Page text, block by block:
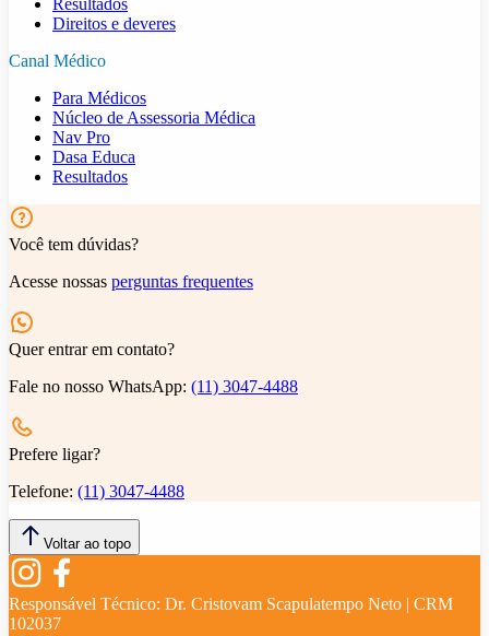
Resultados
Direitos e deveres
Canal Médico
Para Médicos
Núcleo de Assessoria Médica
Nav Pro
Dasa Educa
Resultados
Você tem dúvidas?
Acesse nossas perguntas frequentes
Quer entrar em contato?
Fale no nosso WhatsApp: (11) 3047-4488
Prefere ligar?
Telefone: (11) 3047-4488
Voltar ao topo
Responsável Técnico: Dr. Cristovam Scapulatempo Neto | CRM
102037